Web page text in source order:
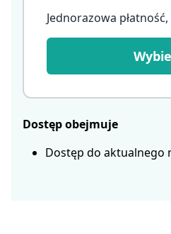
Jednorazowa
Dostęp obejmuje
Dostęp do aktualnego